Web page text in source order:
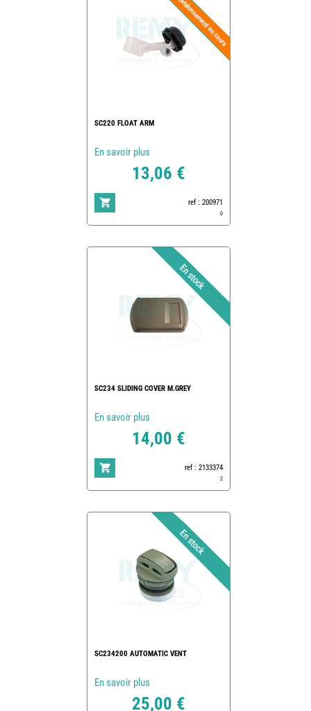
SC220 FLOAT ARM
En savoir plus
13,06 €
ref : 200971
0
SC234 SLIDING COVER M.GREY
En savoir plus
14,00 €
ref : 2133374
2
SC234200 AUTOMATIC VENT
En savoir plus
25,00 €